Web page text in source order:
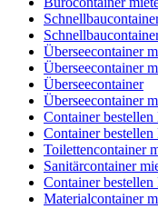
Überseecontainer
Überseecontainer
Überseecontainer
Überseecontainer
Container
Container bestellen
Toilettencontainer
Sanitärcontainer
Container
Materialcontainer